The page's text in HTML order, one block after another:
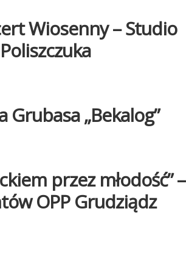
Wiosenny – Studio
Grubasa „Bekalog”
przez młodość” –
OPP Grudziądz